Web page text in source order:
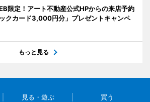
限定！アート不動産公式HPからの来店予約
クカード3,000円分」プレゼントキャンペ
もっと見る
見る・遊ぶ 買う